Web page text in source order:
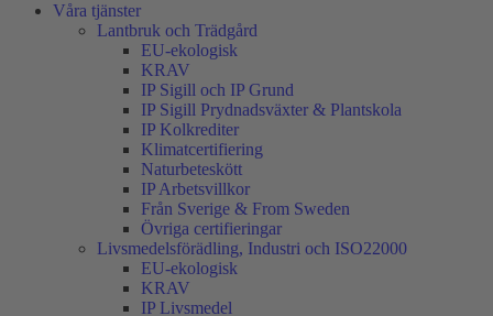
Våra tjänster
Lantbruk och Trädgård
EU-ekologisk
KRAV
IP Sigill och IP Grund
IP Sigill Prydnadsväxter & Plantskola
IP Kolkrediter
Klimatcertifiering
Naturbeteskött
IP Arbetsvillkor
Från Sverige & From Sweden
Övriga certifieringar
Livsmedelsförädling, Industri och ISO22000
EU-ekologisk
KRAV
IP Livsmedel